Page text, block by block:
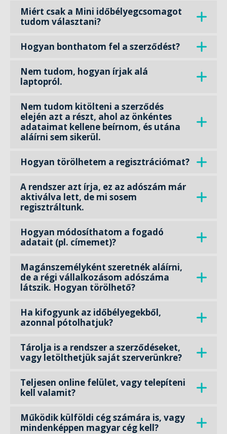
Miért csak a Mini időbélyegcsomagot
tudom választani?
Hogyan bonthatom fel a szerződést?
Nem tudom, hogyan írjak alá
laptopról.
Nem tudom kitölteni a szerződés
elején azt a részt, ahol az önkéntes
adataimat kellene beírnom, és utána
aláírni sem sikerül.
Hogyan törölhetem a regisztrációmat?
A rendszer azt írja, ez az adószám már
aktiválva lett, de mi sosem
regisztráltunk.
Hogyan módosíthatom a fogadó
adatait (pl. címemet)?
Magánszemélyként szeretnék aláírni,
de a régi vállalkozásom adószáma
látszik. Hogyan törölhető?
Ha kifogyunk az időbélyegekből,
azonnal pótolhatjuk?
Tárolja is a rendszer a szerződéseket,
vagy letölthetjük saját szerverünkre?
Teljesen online felület, vagy telepíteni
kell valamit?
Működik külföldi cég számára is, vagy
mindenképpen magyar cég kell?